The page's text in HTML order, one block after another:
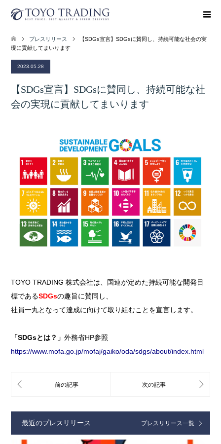
プレスリリース
【SDGs宣言】SDGsに賛同し、持続可能な社会の実
現に貢献してまいります
2023.05.28
【SDGs宣言】SDGsに賛同し、持続可能な社
会の実現に貢献してまいります
TOYO TRADING 株式会社は、国連が定めた持続可能な開発目
標であるSDGsの趣旨に賛同し、
社員一丸となって達成に向けて取り組むことを宣言します。
「SDGsとは？」 外務省HP参照
https://www.mofa.go.jp/mofaj/gaiko/oda/sdgs/about/index.html
最近のプレスリリース プレスリリース一覧